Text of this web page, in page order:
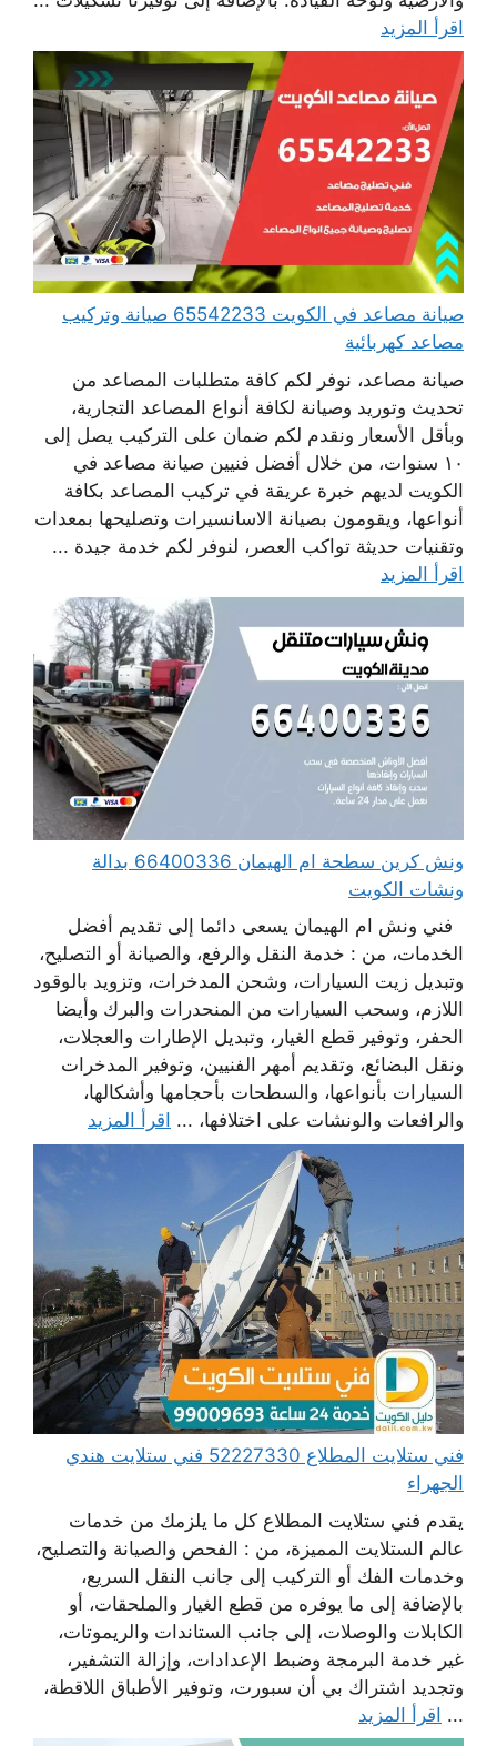
اقرأ المزيد
صيانة مصاعد في الكويت 65542233 صيانة وتركيب
مصاعد كهربائية
صيانة مصاعد، نوفر لكم كافة متطلبات المصاعد من
تحديث وتوريد وصيانة لكافة أنواع المصاعد التجارية،
وبأقل الأسعار ونقدم لكم ضمان على التركيب يصل إلى
١٠ سنوات، من خلال أفضل فنيين صيانة مصاعد في
الكويت لديهم خبرة عريقة في تركيب المصاعد بكافة
أنواعها، ويقومون بصيانة الاسانسيرات وتصليحها بمعدات
وتقنيات حديثة تواكب العصر، لنوفر لكم خدمة جيدة ...
اقرأ المزيد
ونش كرين سطحة ام الهيمان 66400336 بدالة
ونشات الكويت
فني ونش ام الهيمان يسعى دائما إلى تقديم أفضل
الخدمات، من : خدمة النقل والرفع، والصيانة أو التصليح،
وتبديل زيت السيارات، وشحن المدخرات، وتزويد بالوقود
اللازم، وسحب السيارات من المنحدرات والبرك وأيضا
الحفر، وتوفير قطع الغيار، وتبديل الإطارات والعجلات،
ونقل البضائع، وتقديم أمهر الفنيين، وتوفير المدخرات
السيارات بأنواعها، والسطحات بأحجامها وأشكالها،
والرافعات والونشات على اختلافها، ... اقرأ المزيد
فني ستلايت المطلاع 52227330 فني ستلايت هندي
الجهراء
يقدم فني ستلايت المطلاع كل ما يلزمك من خدمات
عالم الستلايت المميزة، من : الفحص والصيانة والتصليح،
وخدمات الفك أو التركيب إلى جانب النقل السريع،
بالإضافة إلى ما يوفره من قطع الغيار والملحقات، أو
الكابلات والوصلات، إلى جانب الستاندات والريموتات،
غير خدمة البرمجة وضبط الإعدادات، وإزالة التشفير،
وتجديد اشتراك بي أن سبورت، وتوفير الأطباق اللاقطة،
... اقرأ المزيد